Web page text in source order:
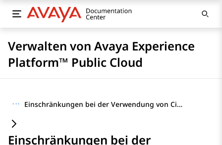
Verwalten von Avaya Experience
Platform™ Public Cloud
··· Einschränkungen bei der Verwendung von Citrix VDI
Einschränkungen bei der